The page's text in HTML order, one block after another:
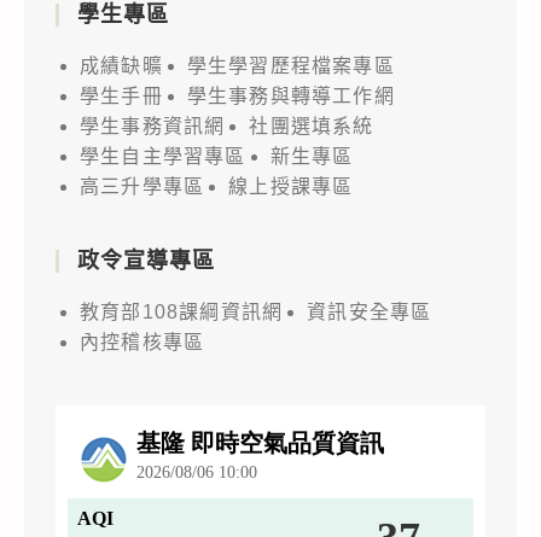
學生專區
成績缺曠
學生學習歷程檔案專區
學生手冊
學生事務與轉導工作網
學生事務資訊網
社團選填系統
學生自主學習專區
新生專區
高三升學專區
線上授課專區
政令宣導專區
教育部108課綱資訊網
資訊安全專區
內控稽核專區